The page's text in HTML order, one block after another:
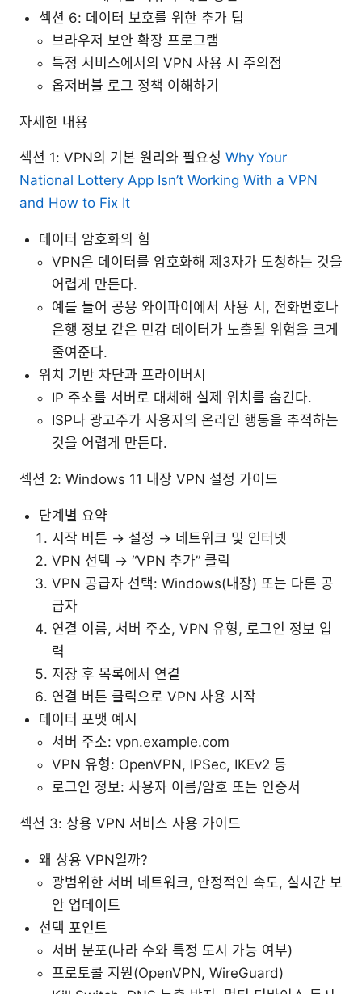
섹션 6: 데이터 보호를 위한 추가 팁
브라우저 보안 확장 프로그램
특정 서비스에서의 VPN 사용 시 주의점
옵저버블 로그 정책 이해하기
자세한 내용
섹션 1: VPN의 기본 원리와 필요성 Why Your
National Lottery App Isn’t Working With a VPN
and How to Fix It
데이터 암호화의 힘
VPN은 데이터를 암호화해 제3자가 도청하는 것을
어렵게 만든다.
예를 들어 공용 와이파이에서 사용 시, 전화번호나
은행 정보 같은 민감 데이터가 노출될 위험을 크게
줄여준다.
위치 기반 차단과 프라이버시
IP 주소를 서버로 대체해 실제 위치를 숨긴다.
ISP나 광고주가 사용자의 온라인 행동을 추적하는
것을 어렵게 만든다.
섹션 2: Windows 11 내장 VPN 설정 가이드
단계별 요약
시작 버튼 → 설정 → 네트워크 및 인터넷
VPN 선택 → “VPN 추가” 클릭
VPN 공급자 선택: Windows(내장) 또는 다른 공
급자
연결 이름, 서버 주소, VPN 유형, 로그인 정보 입
력
저장 후 목록에서 연결
연결 버튼 클릭으로 VPN 사용 시작
데이터 포맷 예시
서버 주소: vpn.example.com
VPN 유형: OpenVPN, IPSec, IKEv2 등
로그인 정보: 사용자 이름/암호 또는 인증서
섹션 3: 상용 VPN 서비스 사용 가이드
왜 상용 VPN일까?
광범위한 서버 네트워크, 안정적인 속도, 실시간 보
안 업데이트
선택 포인트
서버 분포(나라 수와 특정 도시 가능 여부)
프로토콜 지원(OpenVPN, WireGuard)